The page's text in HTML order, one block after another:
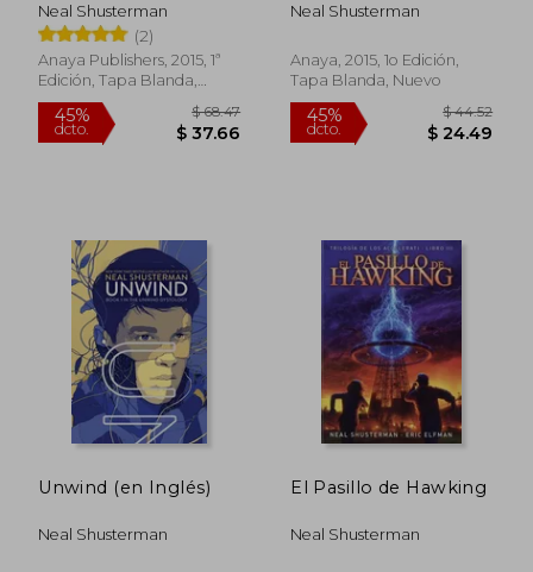
45%
dcto.
$ 32.25
$ 17.74
45%
dcto.
$
$
Neal Shusterman
(2)
Anaya Publishers, 2015, 1ª
Edición, Tapa Blanda,
Nuevo
Neal Shusterman
Anaya, 2015, 1o Edición,
Tapa Blanda, Nuevo
Unwind (en Inglés)
Neal Shusterman
El Pasillo de Hawking
Neal Shusterman